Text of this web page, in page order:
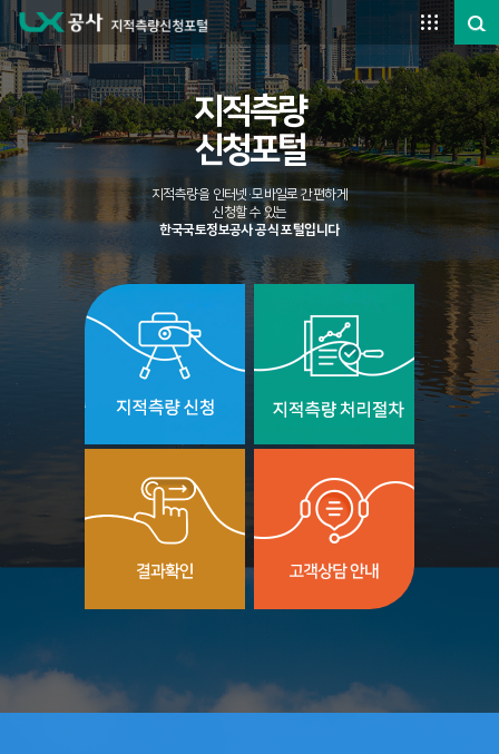
주요메뉴 바로가기
본문영역 바로가기
하단메뉴 바로가기
지적측량
신청포털
지적측량을 인터넷·모바일로 간편하게
신청할 수 있는
한국국토정보공사 공식 포털입니다